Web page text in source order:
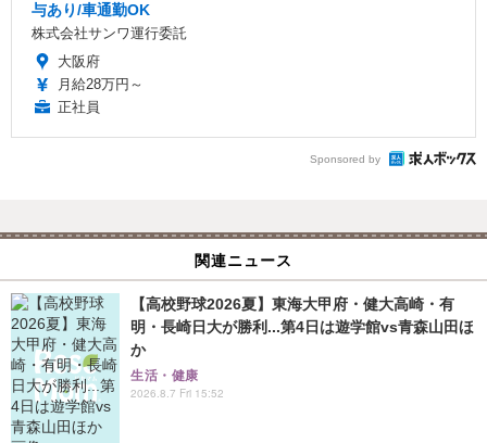
与あり/車通勤OK
株式会社サンワ運行委託
大阪府
月給28万円～
正社員
Sponsored by
関連ニュース
【高校野球2026夏】東海大甲府・健大高崎・有
明・長崎日大が勝利...第4日は遊学館vs青森山田ほ
か
生活・健康
2026.8.7 Fri 15:52